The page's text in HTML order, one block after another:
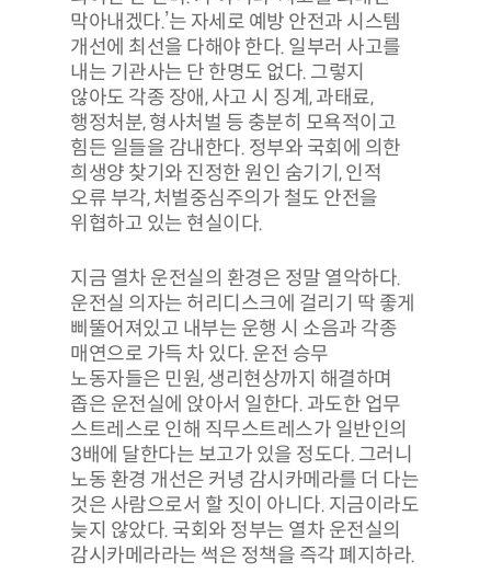
막아내겠다.’는 자세로 예방 안전과 시스템
개선에 최선을 다해야 한다. 일부러 사고를
내는 기관사는 단 한명도 없다. 그렇지
않아도 각종 장애, 사고 시 징계, 과태료,
행정처분, 형사처벌 등 충분히 모욕적이고
힘든 일들을 감내한다. 정부와 국회에 의한
희생양 찾기와 진정한 원인 숨기기, 인적
오류 부각, 처벌중심주의가 철도 안전을
위협하고 있는 현실이다.
지금 열차 운전실의 환경은 정말 열악하다.
운전실 의자는 허리디스크에 걸리기 딱 좋게
삐뚤어져있고 내부는 운행 시 소음과 각종
매연으로 가득 차 있다. 운전 승무
노동자들은 민원, 생리현상까지 해결하며
좁은 운전실에 앉아서 일한다. 과도한 업무
스트레스로 인해 직무스트레스가 일반인의
3배에 달한다는 보고가 있을 정도다. 그러니
노동 환경 개선은 커녕 감시카메라를 더 다는
것은 사람으로서 할 짓이 아니다. 지금이라도
늦지 않았다. 국회와 정부는 열차 운전실의
감시카메라라는 썩은 정책을 즉각 폐지하라.